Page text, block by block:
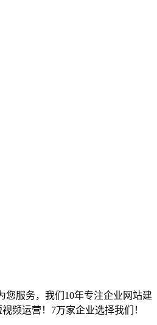
您服务，我们10年专注企业网站建
频运营！7万家企业选择我们！